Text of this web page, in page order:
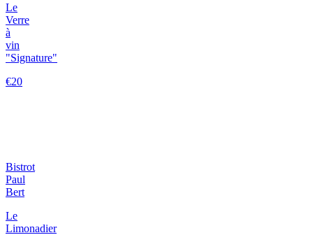
Le
Verre
à
vin
"Signature"
€20
Bistrot
Paul
Bert
Le
Limonadier